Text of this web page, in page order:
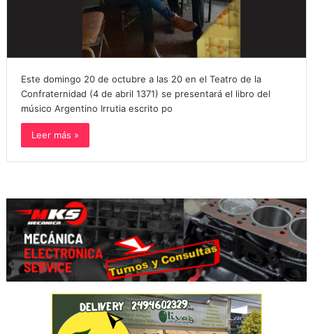
Este domingo 20 de octubre a las 20 en el Teatro de la
Confraternidad (4 de abril 1371) se presentará el libro del
músico Argentino Irrutia escrito po
Leer más »